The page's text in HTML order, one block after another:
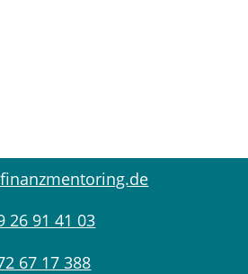
26 91 41 03
67 17 388